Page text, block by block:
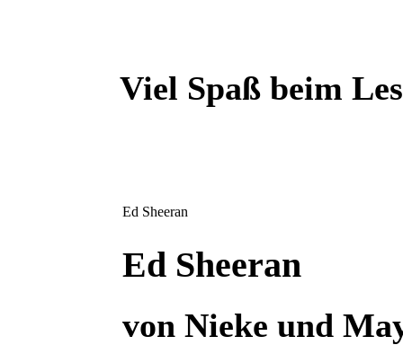
Viel Spaß beim
Ed Sheeran
Ed Sheeran
von Nieke und